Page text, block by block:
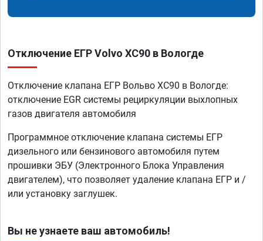
Отключение ЕГР Volvo XC90 в Вологде
Отключение клапана ЕГР Вольво XC90 в Вологде:
отключение EGR системы рециркуляции выхлопных
газов двигателя автомобиля
Программное отключение клапана системы ЕГР
дизельного или бензинового автомобиля путем
прошивки ЭБУ (Электронного Блока Управления
двигателем), что позволяет удаление клапана ЕГР и /
или установку заглушек.
Вы не узнаете ваш автомобиль!